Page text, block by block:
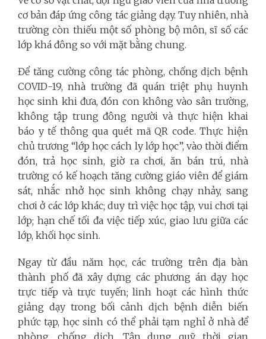
cơ bản đáp ứng công tác giảng dạy. Tuy nhiên, nhà
trường còn thiếu một số phòng bộ môn, sĩ số các
lớp khá đông so với mặt bằng chung.
Để tăng cường công tác phòng, chống dịch bệnh
COVID-19, nhà trường đã quán triệt phụ huynh
học sinh khi đưa, đón con không vào sân trường,
không tập trung đông người và thực hiện khai
báo y tế thông qua quét mã QR code. Thực hiện
chủ trương “lớp học cách ly lớp học”, vào thời điểm
đón, trả học sinh, giờ ra chơi, ăn bán trú, nhà
trường có kế hoạch tăng cường giáo viên để giám
sát, nhắc nhở học sinh không chạy nhảy, sang
chơi ở các lớp khác; duy trì việc học tập, vui chơi tại
lớp; hạn chế tối đa việc tiếp xúc, giao lưu giữa các
lớp, khối học sinh.
Ngay từ đầu năm học, các trường trên địa bàn
thành phố đã xây dựng các phương án dạy học
trực tiếp và trực tuyến; linh hoạt các hình thức
giảng dạy trong bối cảnh dịch bệnh diễn biến
phức tạp, học sinh có thể phải tạm nghỉ ở nhà để
phòng, chống dịch. Tận dụng quỹ thời gian